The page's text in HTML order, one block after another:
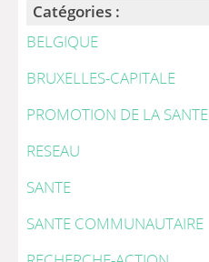
Catégories :
BELGIQUE
BRUXELLES-CAPITALE
PROMOTION DE LA SANTE
RESEAU
SANTE
SANTE COMMUNAUTAIRE